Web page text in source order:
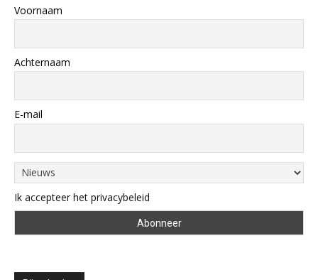
Voornaam
Achternaam
E-mail
Ik accepteer het privacybeleid